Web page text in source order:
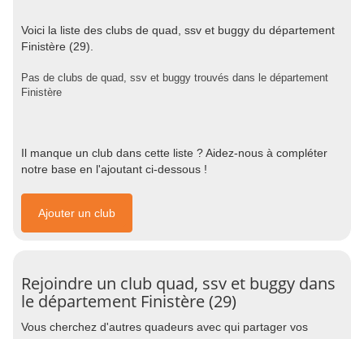
Voici la liste des clubs de quad, ssv et buggy du département
Finistère (29).
Pas de clubs de quad, ssv et buggy trouvés dans le département
Finistère
Il manque un club dans cette liste ? Aidez-nous à compléter
notre base en l'ajoutant ci-dessous !
Ajouter un club
Rejoindre un club quad, ssv et buggy dans
le département Finistère (29)
Vous cherchez d'autres quadeurs avec qui partager vos